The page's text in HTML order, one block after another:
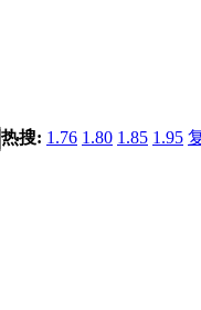
热搜: 1.76 1.80 1.85 1.95